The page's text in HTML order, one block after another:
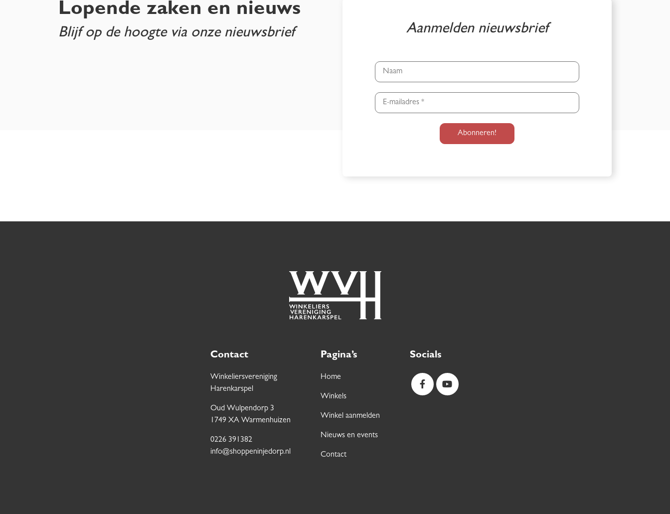
Lopende zaken en nieuws
Blijf op de hoogte via onze nieuwsbrief Aanmelden nieuwsbrief
Contact
Winkeliersvereniging
Harenkarspel
Oud Wulpendorp 3
1749 XA Warmenhuizen
0226 391382
info@shoppeninjedorp.nl
Pagina’s
Home
Winkels
Winkel aanmelden
Nieuws en events
Contact
Socials